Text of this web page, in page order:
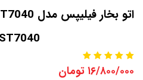
اتو بخار فیلیپس مدل DST7040
۱۶/۸۰۰/۰۰۰ تومان